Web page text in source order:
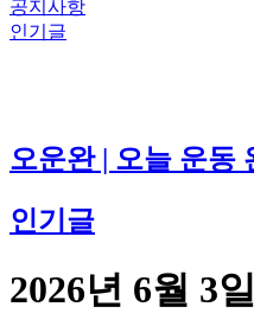
공지사항
인기글
오운완 | 오늘 운동
인기글
2026년 6월 3